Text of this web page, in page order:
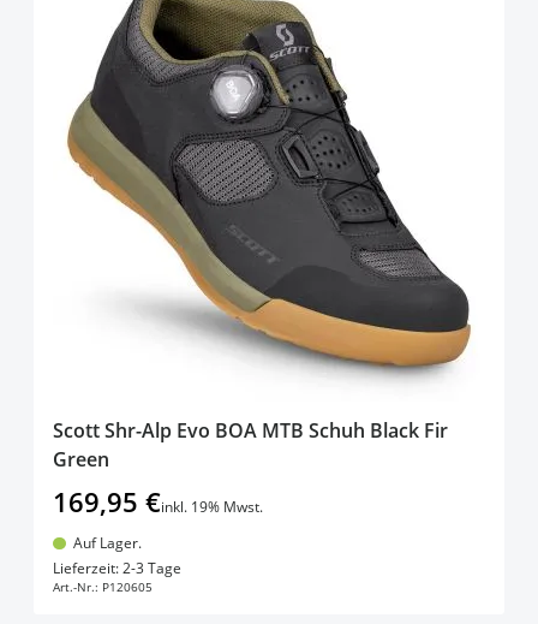
Scott Shr-Alp Evo BOA MTB Schuh Black Fir
Green
169,95 €inkl. 19% Mwst.
Auf Lager.
Lieferzeit: 2-3 Tage
Art.-Nr.: P120605